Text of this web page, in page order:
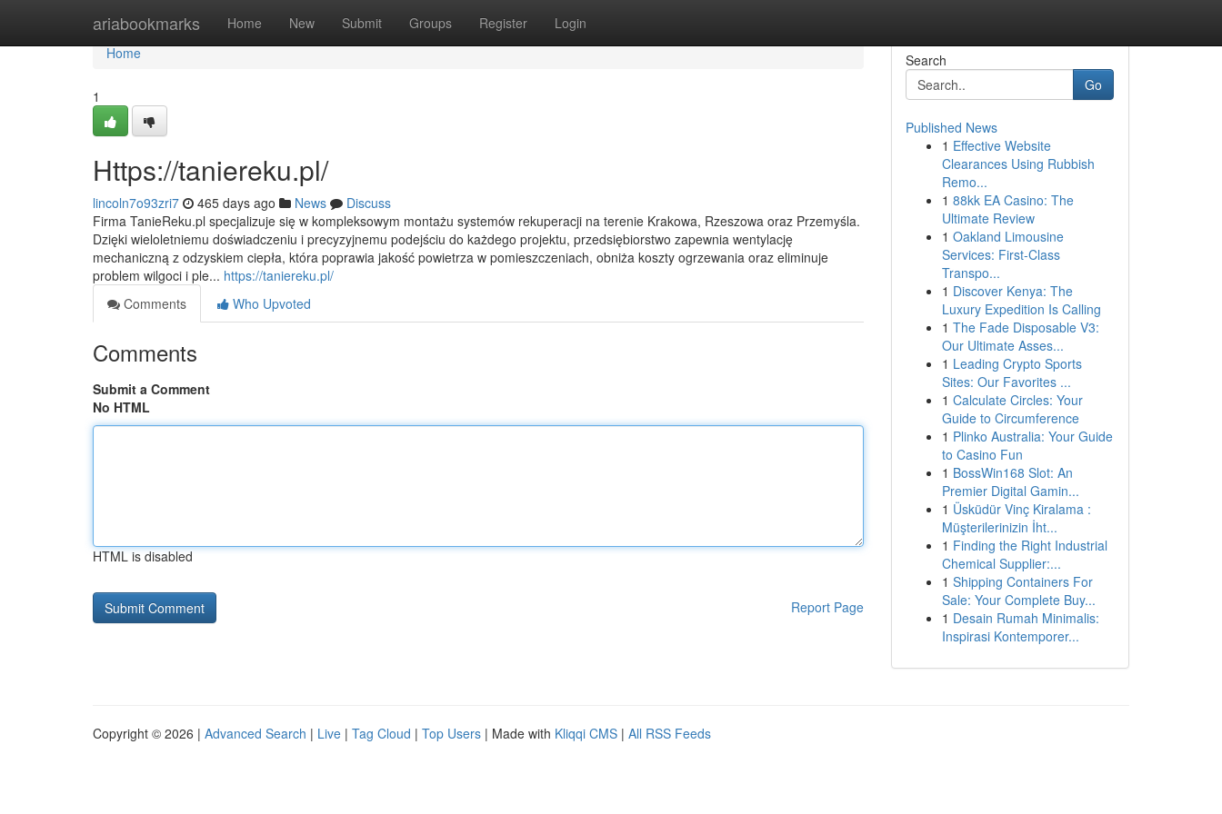
ariabookmarks Home New Submit Groups Register Login
Home
Home
1
Https://taniereku.pl/
lincoln7o93zri7 465 days ago News
Discuss
Firma TanieReku.pl specjalizuje się w kompleksowym montażu systemów rekuperacji na terenie Krakowa, Rzeszowa oraz Przemyśla.
Dzięki wieloletniemu doświadczeniu i precyzyjnemu podejściu do każdego projektu, przedsiębiorstwo zapewnia wentylację
mechaniczną z odzyskiem ciepła, która poprawia jakość powietrza w pomieszczeniach, obniża koszty ogrzewania oraz eliminuje
problem wilgoci i ple... https://taniereku.pl/
Comments
Who Upvoted
Comments
Submit a Comment
No HTML
HTML is disabled
Report Page
Search
Go
Published News
1 Effective Website
Clearances Using Rubbish
Remo...
1 88kk EA Casino: The
Ultimate Review
1 Oakland Limousine
Services: First-Class
Transpo...
1 Discover Kenya: The
Luxury Expedition Is Calling
1 The Fade Disposable V3:
Our Ultimate Asses...
1 Leading Crypto Sports
Sites: Our Favorites ...
1 Calculate Circles: Your
Guide to Circumference
1 Plinko Australia: Your Guide
to Casino Fun
1 BossWin168 Slot: An
Premier Digital Gamin...
1 Üsküdür Vinç Kiralama :
Müşterilerinizin İht...
1 Finding the Right Industrial
Chemical Supplier:...
1 Shipping Containers For
Sale: Your Complete Buy...
1 Desain Rumah Minimalis:
Inspirasi Kontemporer...
Copyright © 2026 | Advanced Search | Live | Tag Cloud | Top Users | Made with Kliqqi CMS | All RSS Feeds